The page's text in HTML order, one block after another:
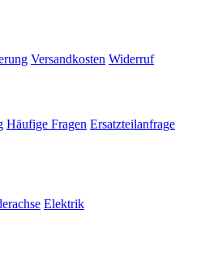
Versandkosten Widerruf
Häufige Fragen Ersatzteilanfrage
Elektrik